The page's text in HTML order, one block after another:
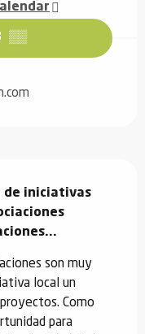
▒▒
de iniciativas
son muy
local un
Como
para